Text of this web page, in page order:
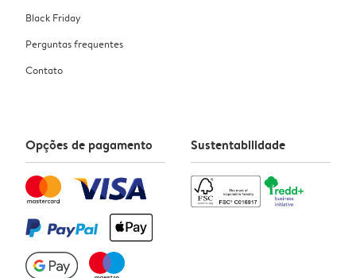
Black Friday
Perguntas frequentes
Contato
Opções de pagamento Sustentabilidade